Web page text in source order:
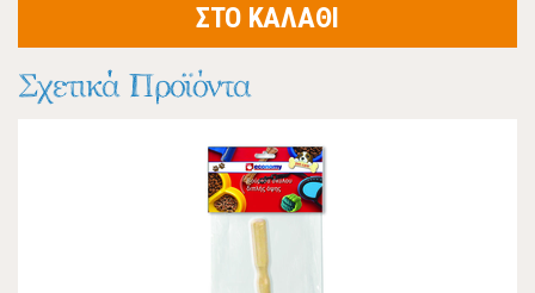
ΣΤΟ ΚΑΛΑΘΙ
Σχετικά Προϊόντα